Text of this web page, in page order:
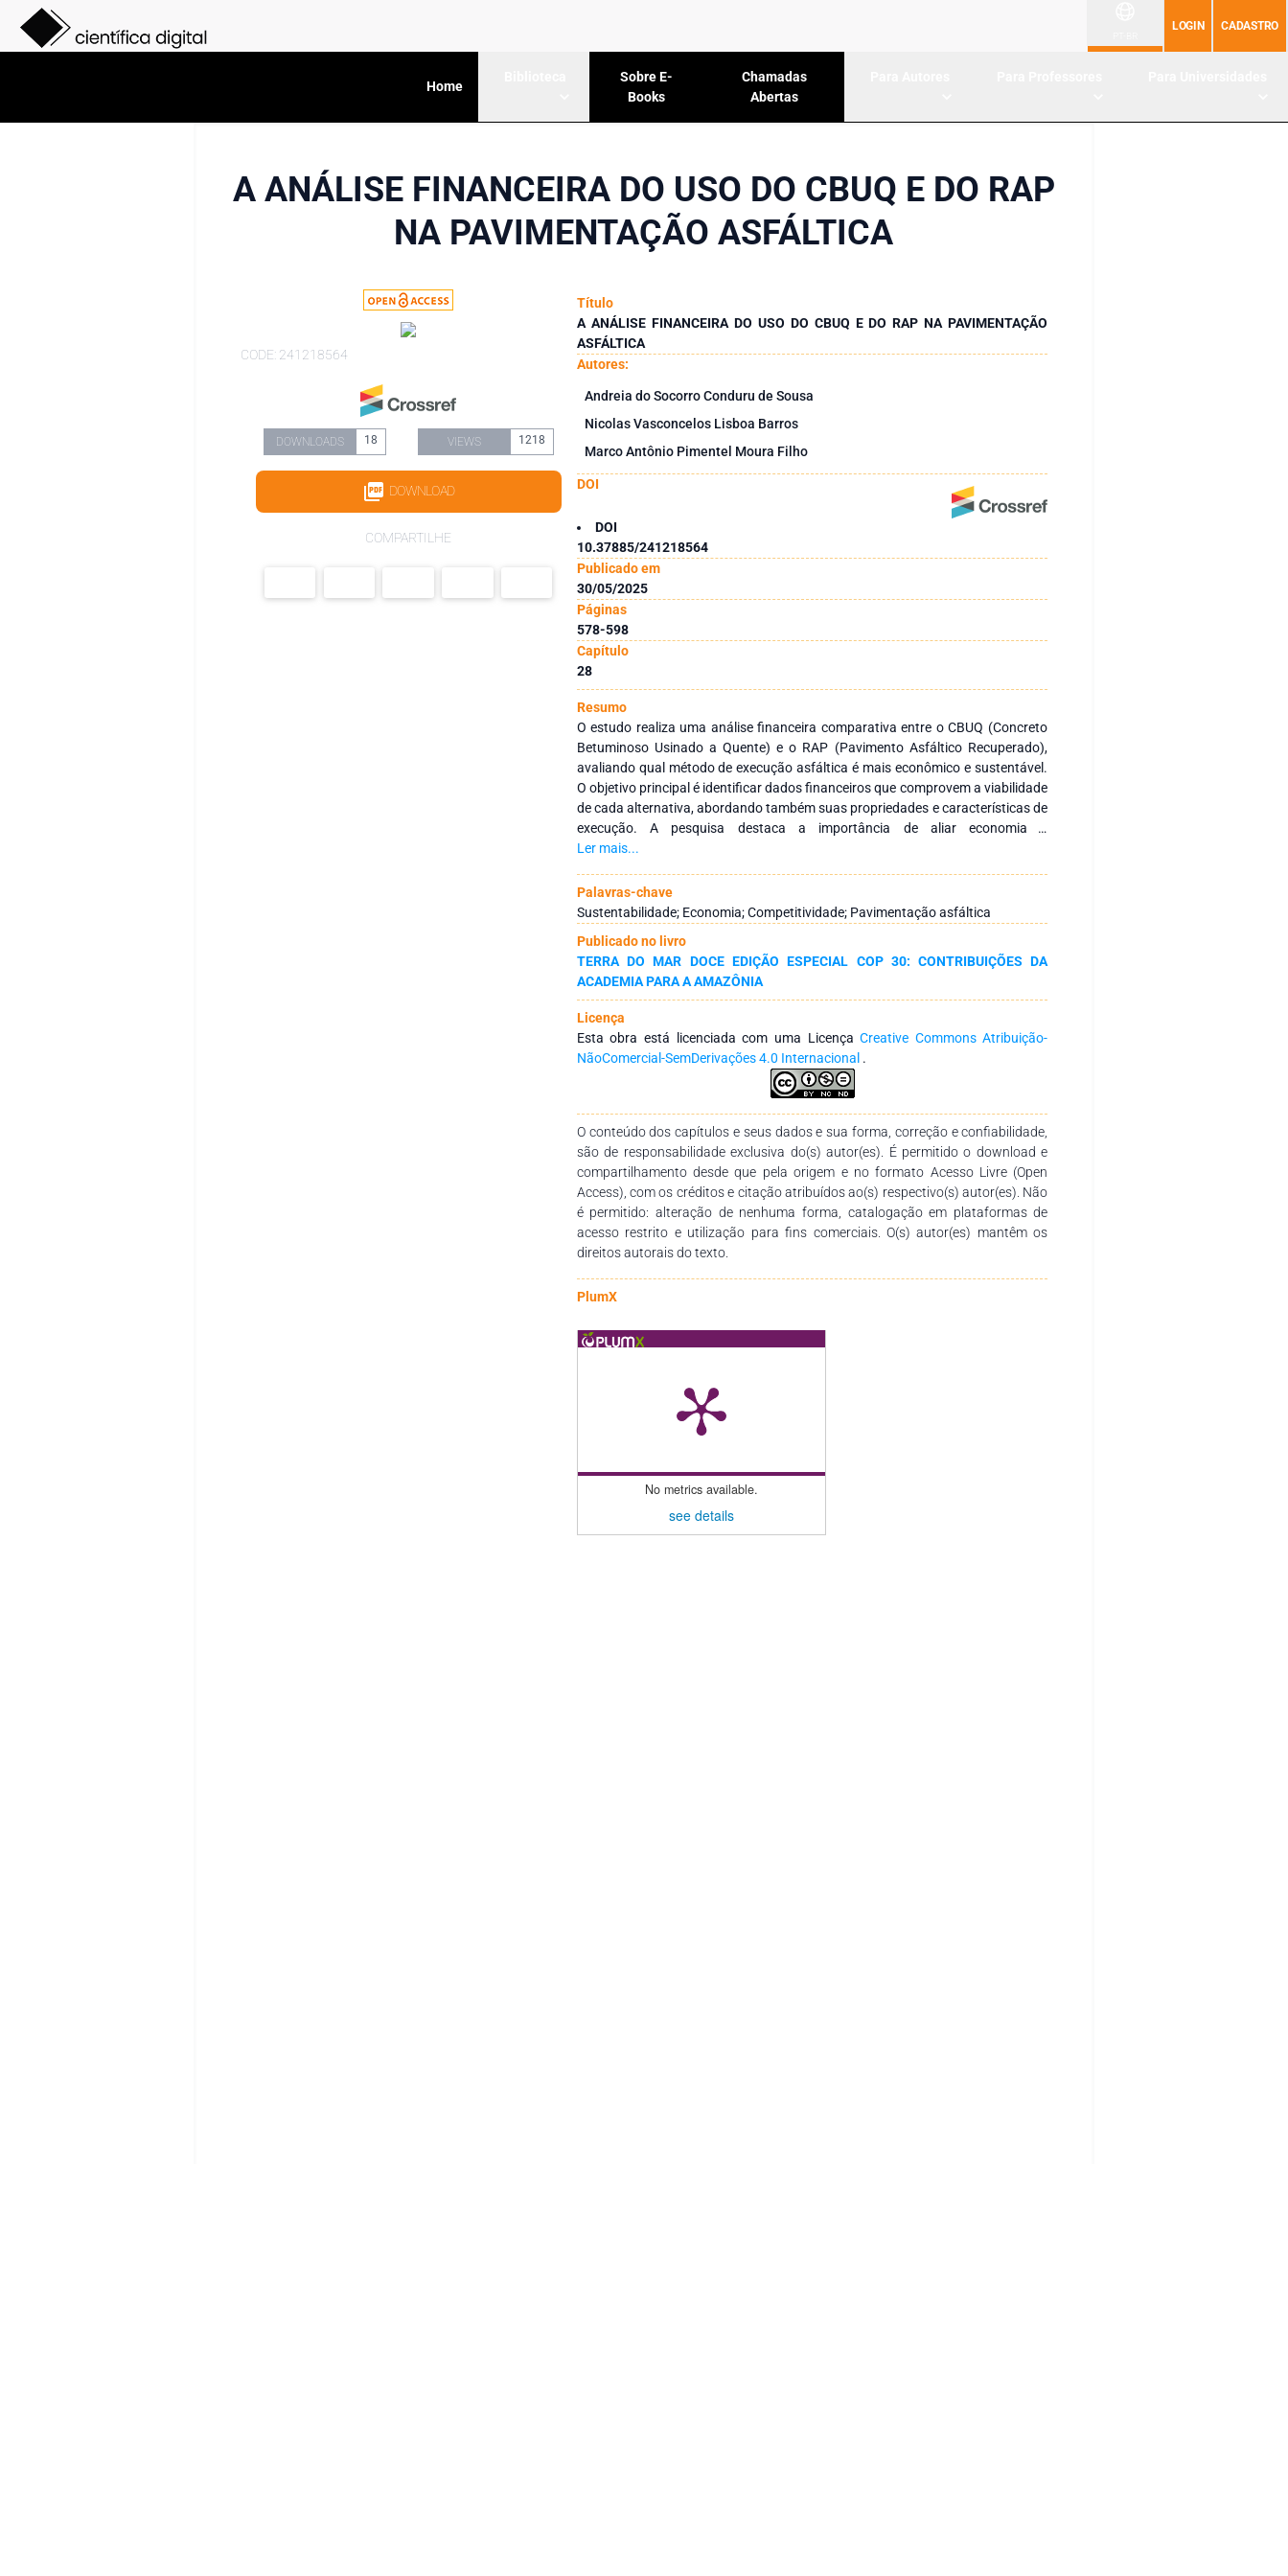
LOGIN CADASTRO
Home
Sobre E-
Books
Chamadas
Abertas
A ANÁLISE FINANCEIRA DO USO DO CBUQ E DO RAP
NA PAVIMENTAÇÃO ASFÁLTICA
CODE: 241218564
DOWNLOADS 18 VIEWS 1218
DOWNLOAD
COMPARTILHE
Título
A ANÁLISE FINANCEIRA DO USO DO CBUQ E DO RAP NA PAVIMENTAÇÃO
ASFÁLTICA
Autores:
Andreia do Socorro Conduru de Sousa
Nicolas Vasconcelos Lisboa Barros
Marco Antônio Pimentel Moura Filho
DOI
DOI
10.37885/241218564
Publicado em
30/05/2025
Páginas
578-598
Capítulo
28
Resumo
O estudo realiza uma análise financeira comparativa entre o CBUQ (Concreto
Betuminoso Usinado a Quente) e o RAP (Pavimento Asfáltico Recuperado),
avaliando qual método de execução asfáltica é mais econômico e sustentável.
O objetivo principal é identificar dados financeiros que comprovem a viabilidade
de cada alternativa, abordando também suas propriedades e características de
execução. A pesquisa destaca a importância de aliar economia e
sustentabilidade, um diferencial relevante no setor de pavimentação. A análise
permitindo avaliar os custos associados e a otimização dos gastos. Foi
constatado que o uso do RAP, por incluir camadas asfálticas reutilizadas, reduz
custos, preserva recursos naturais e mantém a qualidade do pavimento. Para
garantir a abrangência dos resultados, os traços de materiais do CBUQ e do
RAP foram extraídos de diferentes obras. Além disso, o gerenciamento das
atividades foi realizado por meio do Registro Diário de Obras (RDO),
possibilitando controle e análise detalhada das aplicações e custos. A
conclusão aponta que o asfalto reciclado é uma alternativa viável tanto
econômica quanto ambientalmente, comprovando que é possível unir
sustentabilidade e eficiência financeira no setor de pavimentação.
Ler mais...
Palavras-chave
Sustentabilidade; Economia; Competitividade; Pavimentação asfáltica
Publicado no livro
TERRA DO MAR DOCE EDIÇÃO ESPECIAL COP 30: CONTRIBUIÇÕES DA
ACADEMIA PARA A AMAZÔNIA
Licença
Esta obra está licenciada com uma LicençaCreative Commons Atribuição-
NãoComercial-SemDerivações 4.0 Internacional .
O conteúdo dos capítulos e seus dados e sua forma, correção e confiabilidade,
são de responsabilidade exclusiva do(s) autor(es). É permitido o download e
compartilhamento desde que pela origem e no formato Acesso Livre (Open
Access), com os créditos e citação atribuídos ao(s) respectivo(s) autor(es). Não
é permitido: alteração de nenhuma forma, catalogação em plataformas de
acesso restrito e utilização para fins comerciais. O(s) autor(es) mantêm os
direitos autorais do texto.
PlumX
No metrics available.
see details